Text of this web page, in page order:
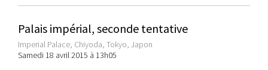
Palais impérial, seconde tentative
Imperial Palace, Chiyoda, Tokyo, Japon
Samedi 18 avril 2015 à 13h05